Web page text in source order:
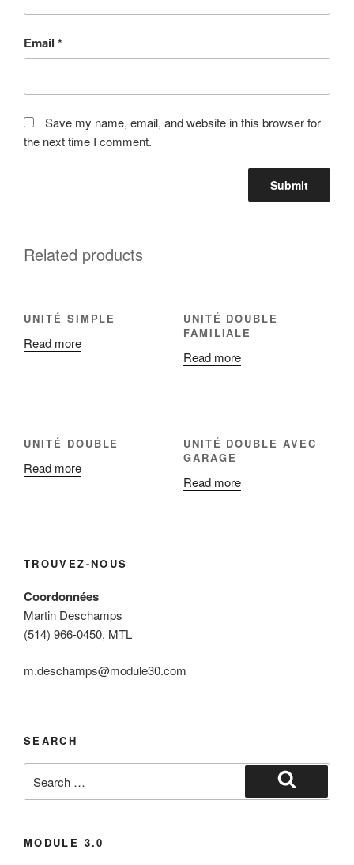
Email *
Save my name, email, and website in this browser for
the next time I comment.
Related products
UNITÉ SIMPLE
Read more
UNITÉ DOUBLE
FAMILIALE
Read more
UNITÉ DOUBLE
Read more
UNITÉ DOUBLE AVEC
GARAGE
Read more
TROUVEZ-NOUS
Coordonnées
Martin Deschamps
(514) 966-0450, MTL
m.deschamps@module30.com
SEARCH
for:
Search
MODULE 3.0